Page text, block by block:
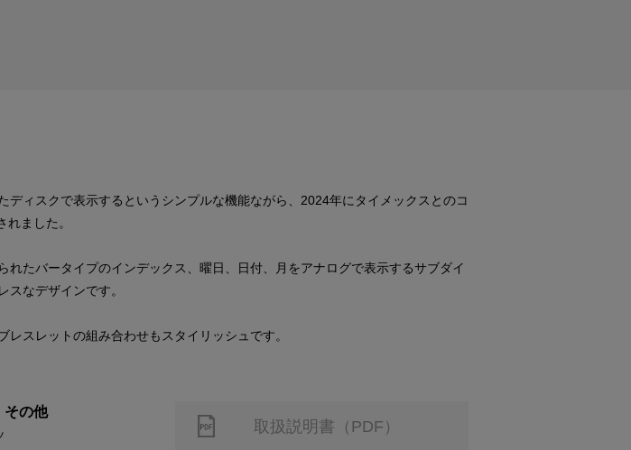
ィスクで表示するというシンプルな機能ながら、2024年にタイメックスとのコ
ました。
たバータイプのインデックス、曜日、日付、月をアナログで表示するサブダイ
なデザインです。
スレットの組み合わせもスタイリッシュです。
その他
取扱説明書（PDF）